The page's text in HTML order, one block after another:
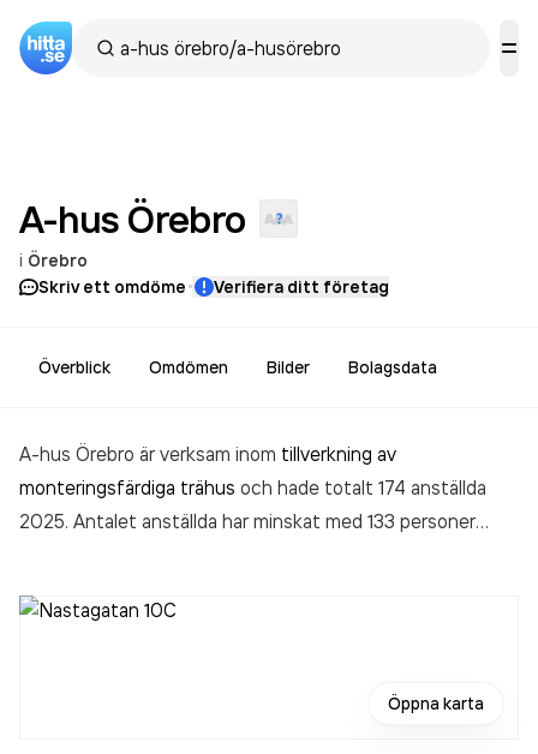
A-hus Örebro
i Örebro
Skriv ett omdöme· Verifiera ditt företag
Överblick Omdömen Bilder Bolagsdata
A-hus Örebro är verksam inom tillverkning av
monteringsfärdiga trähus och hade totalt 174 anställda
2025. Antalet anställda har minskat med 133 personer
hus Örebroomsatte 738 590 000,00 kr
Öppna karta